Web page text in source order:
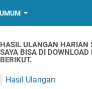
HASIL ULANGAN HARIAN
SAYA BISA DI
BERIKUT.
Hasil Ulangan